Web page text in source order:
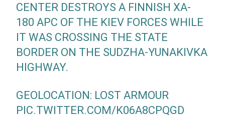
CENTER DESTROYS A FINNISH XA-
180 APC OF THE KIEV FORCES WHILE
IT WAS CROSSING THE STATE
BORDER ON THE SUDZHA-YUNAKIVKA
HIGHWAY.
GEOLOCATION: LOST ARMOUR
PIC.TWITTER.COM/K06A8CPQGD